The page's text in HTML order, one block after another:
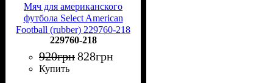
Мяч для американского
футбола Select American
Football (rubber) 229760-218
Размер 3
229760-218
920грн828грн
Купить